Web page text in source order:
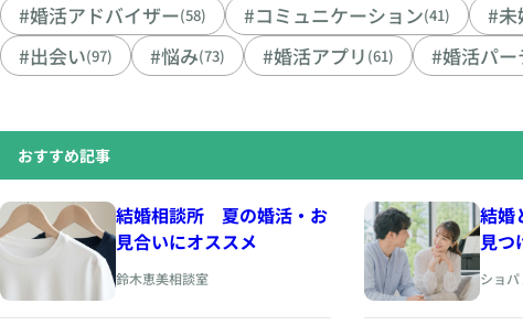
#婚活アドバイザー(58) #コミュニケーション(41) #未
#出会い(97) #悩み(73) #婚活アプリ (61) #婚活パー
おすすめ記事
結婚相談所 夏の婚活・お
見合いにオススメ
鈴木恵美相談室
結婚
見つ
ート
アド
る〜
ショパ